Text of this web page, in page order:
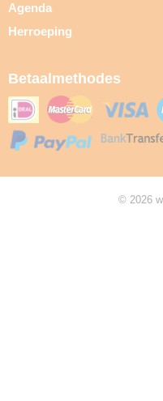
Agenda
Herroeping
Betaalmethodes
© 2026